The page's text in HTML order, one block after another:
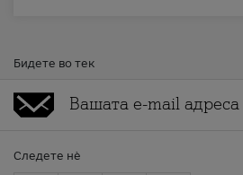
Бидете во тек
Следете нè